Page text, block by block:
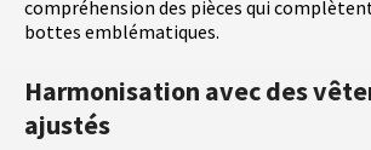
compréhension des pièces qui
bottes emblématiques.
Harmonisation avec des
ajustés